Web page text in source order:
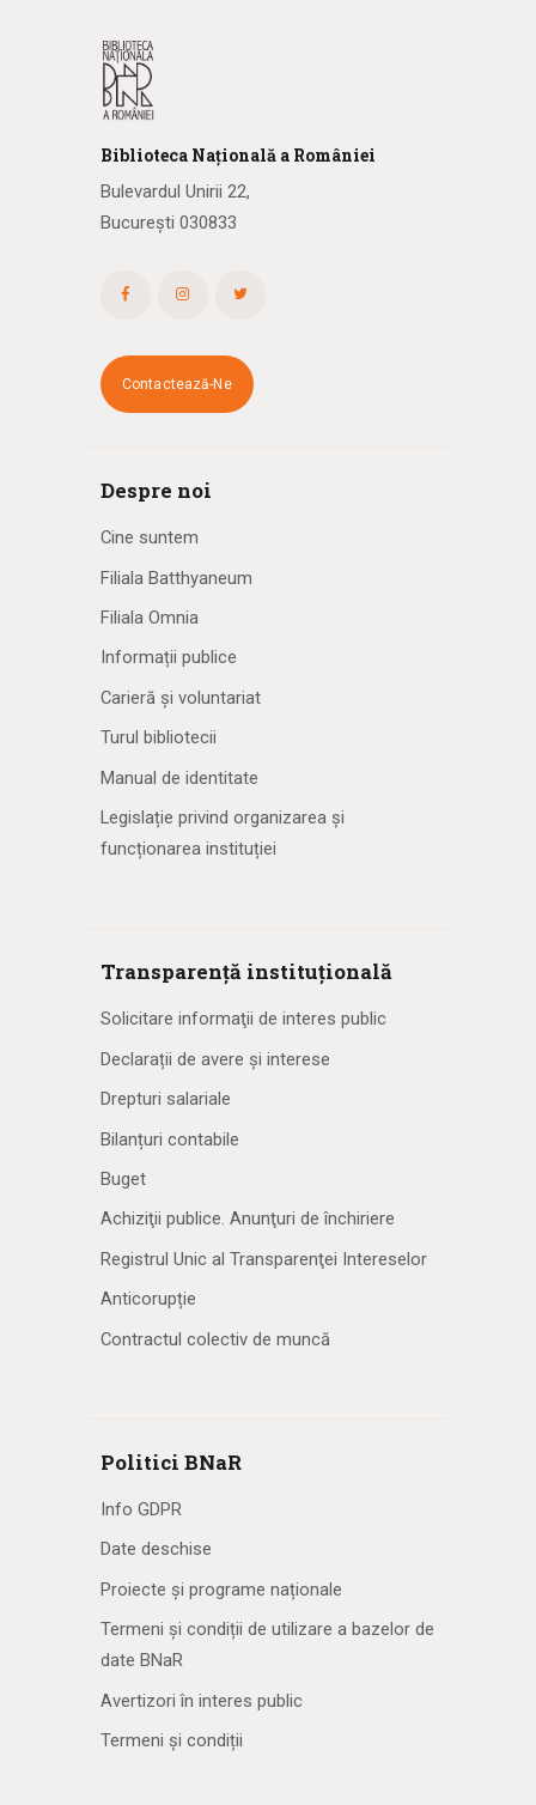
Biblioteca Națională a României
Bulevardul Unirii 22,
București 030833
Contactează-Ne
Despre noi
Cine suntem
Filiala Batthyaneum
Filiala Omnia
Informații publice
Carieră și voluntariat
Turul bibliotecii
Manual de identitate
Legislație privind organizarea și
funcționarea instituției
Transparență instituțională
Solicitare informaţii de interes public
Declarații de avere și interese
Drepturi salariale
Bilanțuri contabile
Buget
Achiziţii publice. Anunţuri de închiriere
Registrul Unic al Transparenţei Intereselor
Anticorupție
Contractul colectiv de muncă
Politici BNaR
Info GDPR
Date deschise
Proiecte și programe naționale
Termeni și condiții de utilizare a bazelor de
date BNaR
Avertizori în interes public
Termeni și condiții